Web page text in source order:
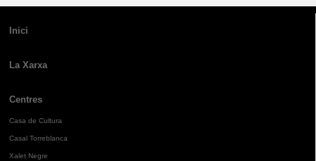
Inici
La Xarxa
Centres
Casa de Cultura
Casal Torreblanca
Xalet Negre